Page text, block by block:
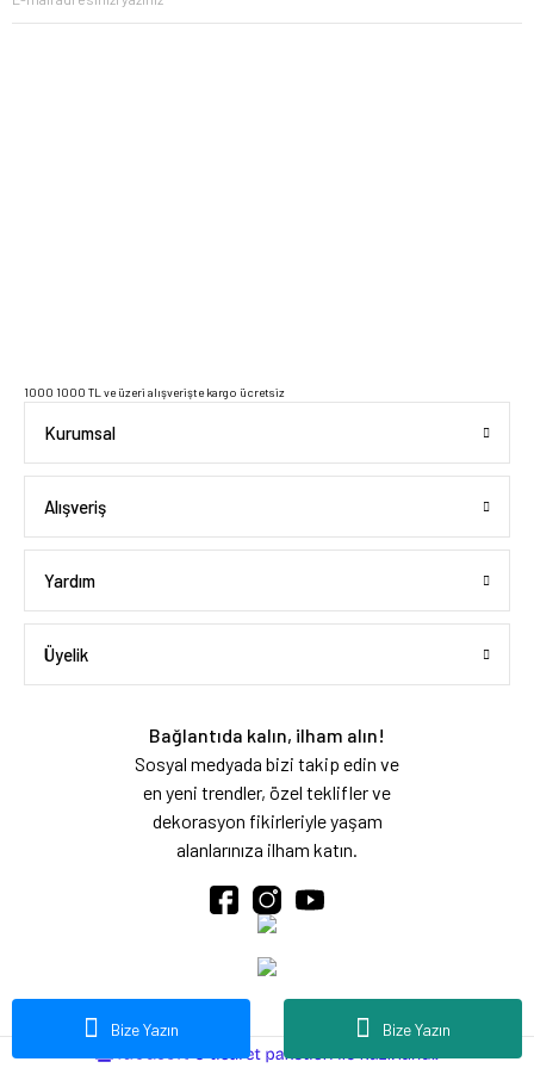
Bize Yazın Bize Yazın
1000 1000 TL ve üzeri alışverişte kargo ücretsiz
Kurumsal
Alışveriş
Yardım
Üyelik
Bağlantıda kalın, ilham alın!
Sosyal medyada bizi takip edin ve
en yeni trendler, özel teklifler ve
dekorasyon fikirleriyle yaşam
alanlarınıza ilham katın.